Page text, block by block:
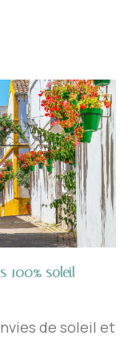
100% soleil
de soleil et